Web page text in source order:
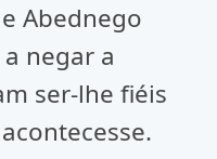
Abednego
negar a
ser-lhe fiéis